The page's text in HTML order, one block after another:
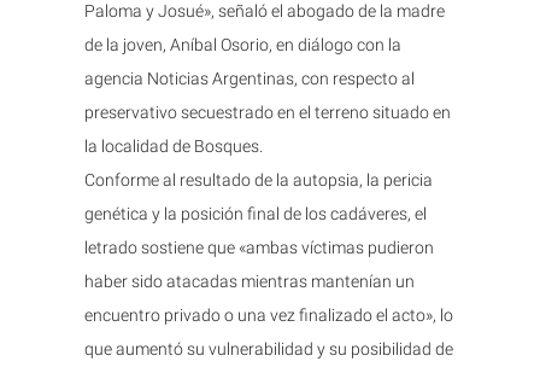
Paloma y Josué», señaló el abogado de la madre
de la joven, Aníbal Osorio, en diálogo con la
agencia Noticias Argentinas, con respecto al
preservativo secuestrado en el terreno situado en
la localidad de Bosques.
Conforme al resultado de la autopsia, la pericia
genética y la posición final de los cadáveres, el
letrado sostiene que «ambas víctimas pudieron
haber sido atacadas mientras mantenían un
encuentro privado o una vez finalizado el acto», lo
que aumentó su vulnerabilidad y su posibilidad de